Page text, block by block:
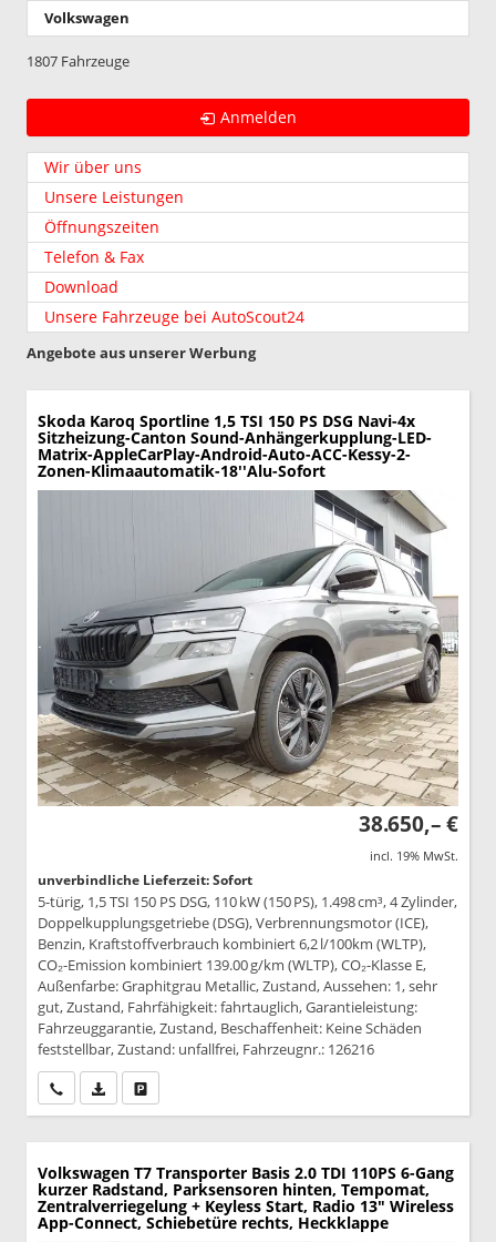
Volkswagen
1807 Fahrzeuge
Anmelden
Wir über uns
Unsere Leistungen
Öffnungszeiten
Telefon & Fax
Download
Unsere Fahrzeuge bei AutoScout24
Angebote aus unserer Werbung
Skoda Karoq Sportline 1,5 TSI 150 PS DSG Navi-4x
Sitzheizung-Canton Sound-Anhängerkupplung-LED-
Matrix-AppleCarPlay-Android-Auto-ACC-Kessy-2-
Zonen-Klimaautomatik-18''Alu-Sofort
38.650,– €
incl. 19% MwSt.
unverbindliche Lieferzeit: Sofort
5-türig, 1,5 TSI 150 PS DSG, 110 kW (150 PS), 1.498 cm³, 4 Zylinder,
Doppelkupplungsgetriebe (DSG), Verbrennungsmotor (ICE),
Benzin, Kraftstoffverbrauch kombiniert 6,2 l/100km (WLTP),
CO₂-Emission kombiniert 139.00 g/km (WLTP), CO₂-Klasse E,
Außenfarbe: Graphitgrau Metallic, Zustand, Aussehen: 1, sehr
gut, Zustand, Fahrfähigkeit: fahrtauglich, Garantieleistung:
Fahrzeuggarantie, Zustand, Beschaffenheit: Keine Schäden
feststellbar, Zustand: unfallfrei, Fahrzeugnr.: 126216
Wir rufen Sie anPDF-Datei, Fahrzeugexposé drucken
Volkswagen T7 Transporter Basis 2.0 TDI 110PS 6-Gang
kurzer Radstand, Parksensoren hinten, Tempomat,
Zentralverriegelung + Keyless Start, Radio 13" Wireless
App-Connect, Schiebetüre rechts, Heckklappe